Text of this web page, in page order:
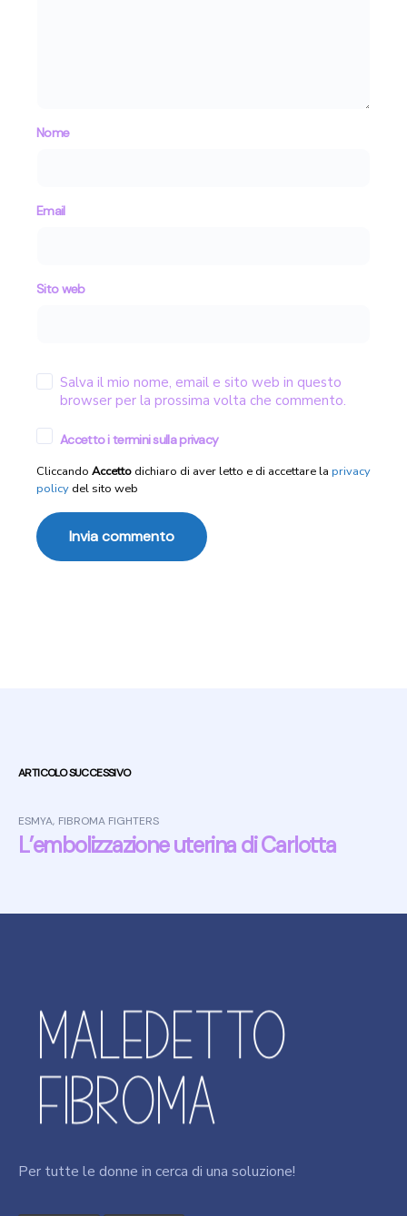
Nome
Email
Sito web
Salva il mio nome, email e sito web in questo
browser per la prossima volta che commento.
Accetto i termini sulla privacy
Cliccando Accetto dichiaro di aver letto e di accettare la privacy
policy del sito web
Post navigation
ARTICOLO SUCCESSIVO
ESMYA, FIBROMA FIGHTERS
L’embolizzazione uterina di Carlotta
Per tutte le donne in cerca di una soluzione!